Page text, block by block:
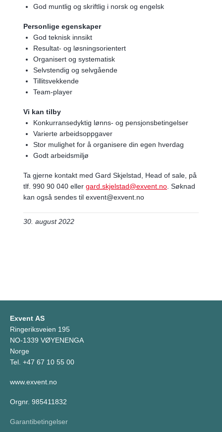
God muntlig og skriftlig i norsk og engelsk
Personlige egenskaper
God teknisk innsikt
Resultat- og løsningsorientert
Organisert og systematisk
Selvstendig og selvgående
Tillitsvekkende
Team-player
Vi kan tilby
Konkurransedyktig lønns- og pensjonsbetingelser
Varierte arbeidsoppgaver
Stor mulighet for å organisere din egen hverdag
Godt arbeidsmiljø
Ta gjerne kontakt med Gard Skjelstad, Head of sale, på
tlf. 990 90 040 eller gard.skjelstad@exvent.no . Søknad
kan også sendes til exvent@exvent.no
30. august 2022
Exvent AS
Ringeriksveien 195
NO-1339 VØYENENGA
Norge
Tel. +47 67 10 55 00
www.exvent.no
Orgnr. 985411832
Garantibetingelser